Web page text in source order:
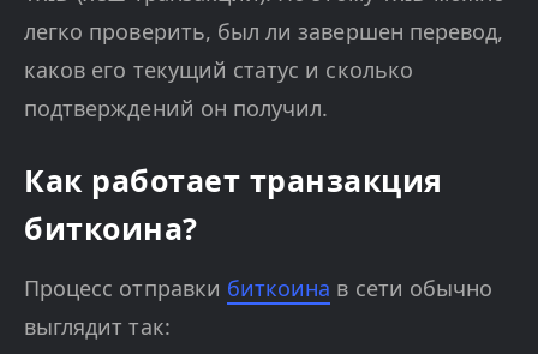
легко проверить, был ли завершен перевод,
каков его текущий статус и сколько
подтверждений он получил.
Как работает транзакция
биткоина?
Процесс отправки биткоина в сети обычно
выглядит так: